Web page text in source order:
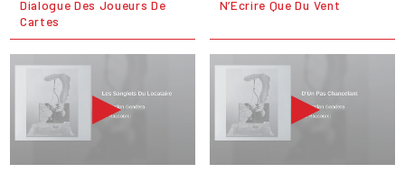
Dialogue Des Joueurs De
Cartes
N’Écrire Que Du Vent